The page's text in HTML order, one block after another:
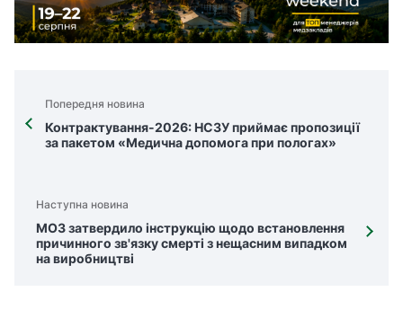
Попередня новина
Контрактування-2026: НСЗУ приймає пропозиції
за пакетом «Медична допомога при пологах»
Наступна новина
МОЗ затвердило інструкцію щодо встановлення
причинного зв'язку смерті з нещасним випадком
на виробництві